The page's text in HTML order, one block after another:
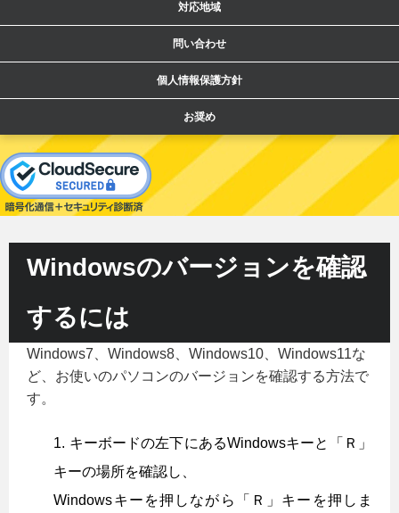
対応地域
問い合わせ
個人情報保護方針
お奨め
Windowsのバージョンを確認
するには
Windows7、Windows8、Windows10、Windows11な
ど、お使いのパソコンのバージョンを確認する方法で
す。
キーボードの左下にあるWindowsキーと「Ｒ」
キーの場所を確認し、
Windowsキーを押しながら「Ｒ」キーを押しま